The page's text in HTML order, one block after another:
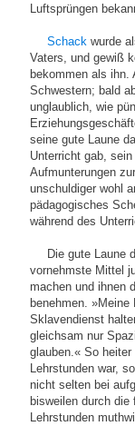
Luftsprüngen
Schack wurde
Vaters, und gewiß
bekommen als ihn.
Schwestern; bald
unglaublich, wie
seine gute Laune
Unterricht gab,
Aufmunterungen
unschuldiger wohl
pädagogisches
während des
Die gute Laune
vornehmste Mittel
machen und ihnen
benehmen.
Sklavendienst
gleichsam nur
glauben.« So
Lehrstunden war,
nicht selten bei
bisweilen durch
Lehrstunden